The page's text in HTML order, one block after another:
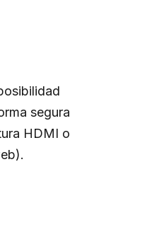
segura
HDMI o